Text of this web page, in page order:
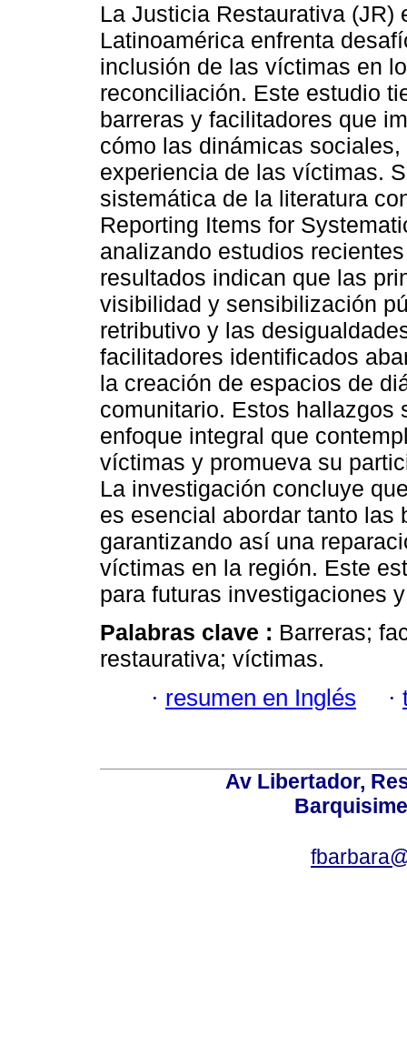
La Justicia Restaurativa (JR)
Latinoamérica enfrenta
inclusión de las víctimas en
reconciliación. Este estudio
barreras y facilitadores que
cómo las dinámicas
experiencia de las víctimas.
sistemática de la literatura
Reporting Items for
analizando estudios
resultados indican que las
visibilidad y sensibilización
retributivo y las
facilitadores identificados
la creación de espacios de
comunitario. Estos hallazgos
enfoque integral que
víctimas y promueva su
La investigación concluye
es esencial abordar tanto las
garantizando así una
víctimas en la región. Este
para futuras investigaciones
Palabras clave : Barreras;
restaurativa; víctimas.
· resumen en Inglés ·
Av Libertador,